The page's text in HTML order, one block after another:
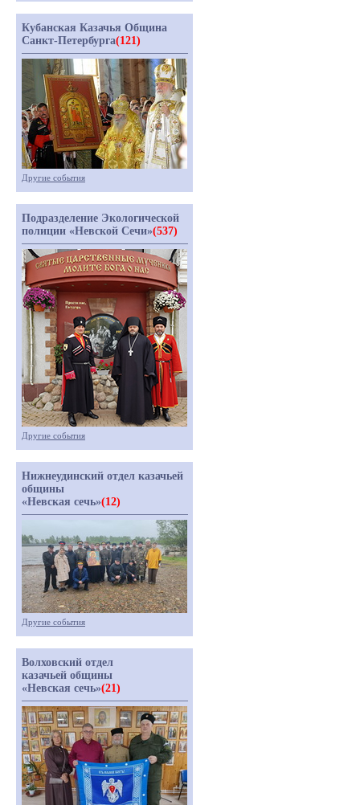
Кубанская Казачья Община
Санкт-Петербурга(121)
Другие события
Подразделение Экологической
полиции «Невской Сечи»(537)
Другие события
Нижнеудинский отдел казачьей
общины
«Невская сечь»(12)
Другие события
Волховский отдел
казачьей общины
«Невская сечь»(21)